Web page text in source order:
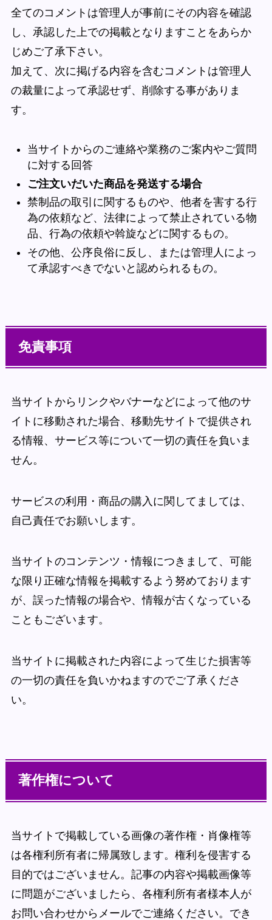
全てのコメントは管理人が事前にその内容を確認
し、承認した上での掲載となりますことをあらか
じめご了承下さい。
加えて、次に掲げる内容を含むコメントは管理人
の裁量によって承認せず、削除する事がありま
す。
当サイトからのご連絡や業務のご案内やご質問
に対する回答
ご注文いだいた商品を発送する場合
禁制品の取引に関するものや、他者を害する行
為の依頼など、法律によって禁止されている物
品、行為の依頼や斡旋などに関するもの。
その他、公序良俗に反し、または管理人によっ
て承認すべきでないと認められるもの。
免責事項
当サイトからリンクやバナーなどによって他のサ
イトに移動された場合、移動先サイトで提供され
る情報、サービス等について一切の責任を負いま
せん。
サービスの利用・商品の購入に関してましては、
自己責任でお願いします。
当サイトのコンテンツ・情報につきまして、可能
な限り正確な情報を掲載するよう努めております
が、誤った情報の場合や、情報が古くなっている
こともございます。
当サイトに掲載された内容によって生じた損害等
の一切の責任を負いかねますのでご了承くださ
い。
著作権について
当サイトで掲載している画像の著作権・肖像権等
は各権利所有者に帰属致します。権利を侵害する
目的ではございません。記事の内容や掲載画像等
に問題がございましたら、各権利所有者様本人が
お問い合わせからメールでご連絡ください。でき